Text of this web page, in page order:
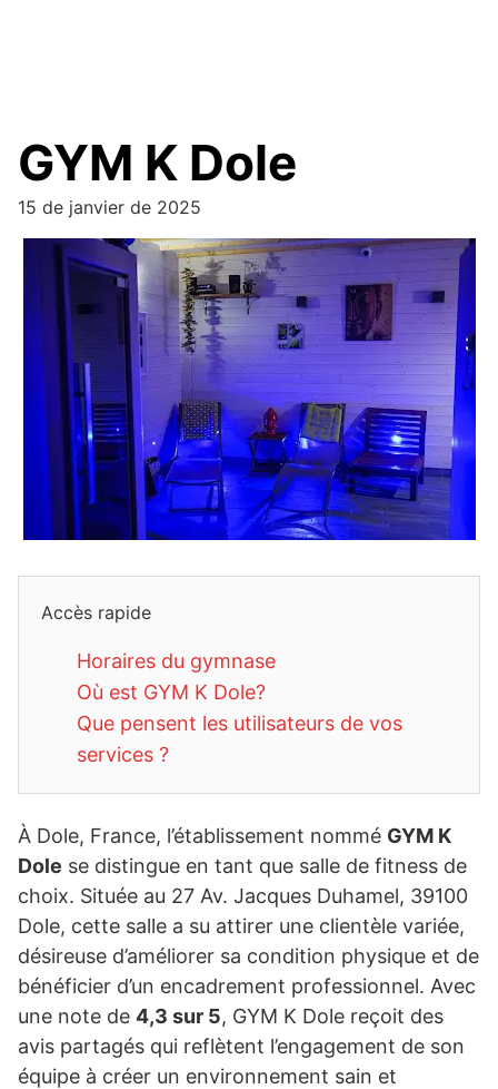
GYM K Dole
15 de janvier de 2025
Accès rapide
Horaires du gymnase
Où est GYM K Dole?
Que pensent les utilisateurs de vos
services ?
À Dole, France, l’établissement nommé GYM K
Dole se distingue en tant que salle de fitness de
choix. Située au 27 Av. Jacques Duhamel, 39100
Dole, cette salle a su attirer une clientèle variée,
désireuse d’améliorer sa condition physique et de
bénéficier d’un encadrement professionnel. Avec
une note de 4,3 sur 5, GYM K Dole reçoit des
avis partagés qui reflètent l’engagement de son
équipe à créer un environnement sain et